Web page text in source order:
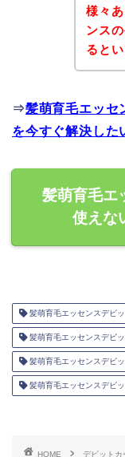
様々
ンス
ると
⇒髪萌育毛エッセ
を今すぐ解決した
髪萌育毛エ
使えな
髪萌育毛エッセンスデビ
髪萌育毛エッセンスデビ
髪萌育毛エッセンスデビ
髪萌育毛エッセンスデビ
HOME デビットカ